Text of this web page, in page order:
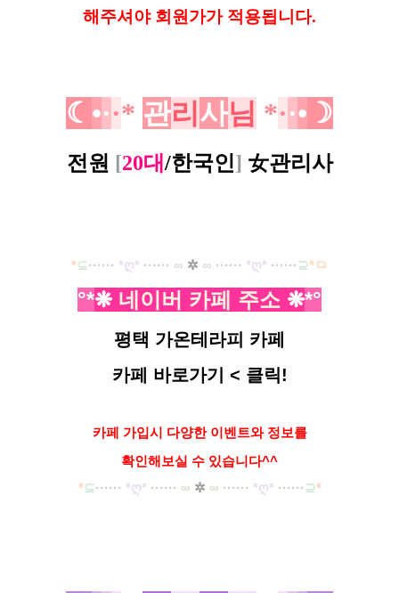
해 주셔야 회원가가 적용됩니다.
☾ •··* 관리사님 *··• ☽
전원 [20대/한국인] 女관리사
*⊆······ *ღ* ······ ∞ ✲ ∞ ······ *ღ* ······ ⊇*ㅁ
°*❋ 네이버 카페 주소 ❋*°
평택 가온테라피 카페
카페 바로가기 < 클릭!
카페 가입시 다양한 이벤트와 정보를
확인해보실 수 있습니다^^
*⊆······ *ღ* ······ ∞ ✲ ∞ ······ *ღ* ······ ⊇*